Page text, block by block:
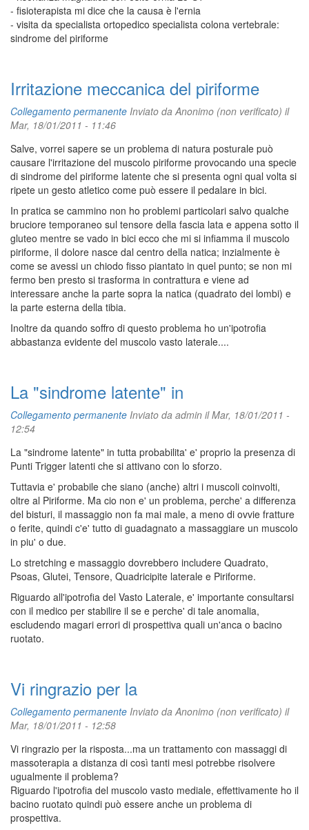
- fisioterapista mi dice che la causa è l'ernia
- visita da specialista ortopedico specialista colona vertebrale:
sindrome del piriforme
Irritazione meccanica del piriforme
Collegamento permanente Inviato daAnonimo (non verificato) il
Mar, 18/01/2011 - 11:46
Salve, vorrei sapere se un problema di natura posturale può
causare l'irritazione del muscolo piriforme provocando una specie
di sindrome del piriforme latente che si presenta ogni qual volta si
ripete un gesto atletico come può essere il pedalare in bici.
In pratica se cammino non ho problemi particolari salvo qualche
bruciore temporaneo sul tensore della fascia lata e appena sotto il
gluteo mentre se vado in bici ecco che mi si infiamma il muscolo
piriforme, il dolore nasce dal centro della natica; inzialmente è
come se avessi un chiodo fisso piantato in quel punto; se non mi
fermo ben presto si trasforma in contrattura e viene ad
interessare anche la parte sopra la natica (quadrato dei lombi) e
la parte esterna della tibia.
Inoltre da quando soffro di questo problema ho un'ipotrofia
abbastanza evidente del muscolo vasto laterale....
La "sindrome latente" in
Collegamento permanente Inviato da admin il Mar, 18/01/2011 -
12:54
La "sindrome latente" in tutta probabilita' e' proprio la presenza di
Punti Trigger latenti che si attivano con lo sforzo.
Tuttavia e' probabile che siano (anche) altri i muscoli coinvolti,
oltre al Piriforme. Ma cio non e' un problema, perche' a differenza
del bisturi, il massaggio non fa mai male, a meno di ovvie fratture
o ferite, quindi c'e' tutto di guadagnato a massaggiare un muscolo
in piu' o due.
Lo stretching e massaggio dovrebbero includere Quadrato,
Psoas, Glutei, Tensore, Quadricipite laterale e Piriforme.
Riguardo all'ipotrofia del Vasto Laterale, e' importante consultarsi
con il medico per stabilire il se e perche' di tale anomalia,
escludendo magari errori di prospettiva quali un'anca o bacino
ruotato.
Vi ringrazio per la
Collegamento permanente Inviato daAnonimo (non verificato) il
Mar, 18/01/2011 - 12:58
Vi ringrazio per la risposta...ma un trattamento con massaggi di
massoterapia a distanza di così tanti mesi potrebbe risolvere
ugualmente il problema?
Riguardo l'ipotrofia del muscolo vasto mediale, effettivamente ho il
bacino ruotato quindi può essere anche un problema di
prospettiva.